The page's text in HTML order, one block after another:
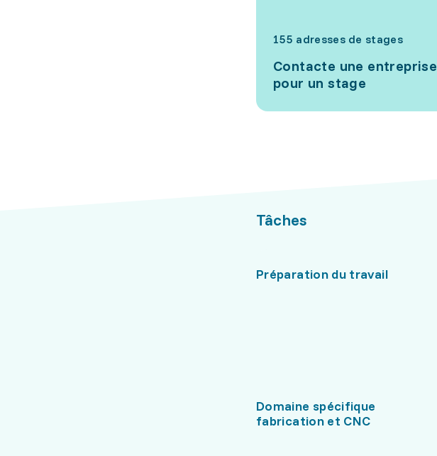
155 adresses de stages
Contacte une entreprise
pour un stage
Tâches
Préparation du travail
Domaine spécifique
fabrication et CNC